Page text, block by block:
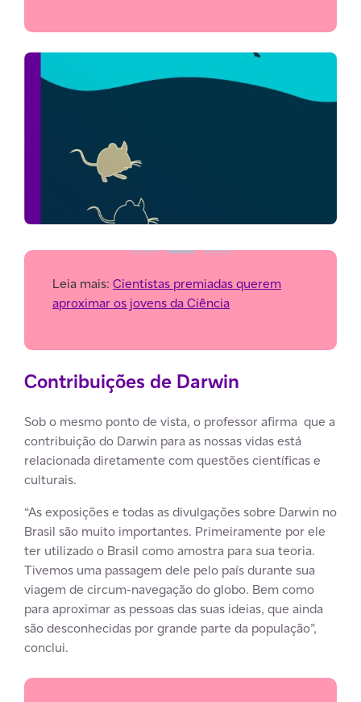
Leia mais: Cientistas premiadas querem
aproximar os jovens da Ciência
Contribuições de Darwin
Sob o mesmo ponto de vista, o professor afirma que a
contribuição do Darwin para as nossas vidas está
relacionada diretamente com questões científicas e
culturais.
“As exposições e todas as divulgações sobre Darwin no
Brasil são muito importantes. Primeiramente por ele
ter utilizado o Brasil como amostra para sua teoria.
Tivemos uma passagem dele pelo país durante sua
viagem de circum-navegação do globo. Bem como
para aproximar as pessoas das suas ideias, que ainda
são desconhecidas por grande parte da população”,
conclui.